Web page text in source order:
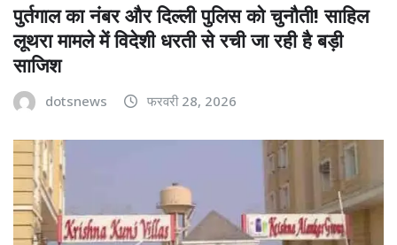
पुर्तगाल का नंबर और दिल्ली पुलिस को चुनौती! साहिल
लूथरा मामले में विदेशी धरती से रची जा रही है बड़ी
साजिश
dotsnews फरवरी 28, 2026